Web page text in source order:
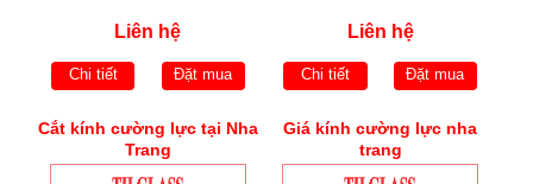
Liên hệ
Chi tiết Đặt mua
Liên hệ
Chi tiết Đặt mua
Cắt kính cường lực tại Nha
Trang
Giá kính cường lực nha
trang